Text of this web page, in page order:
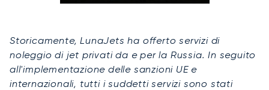
Storicamente, LunaJets ha offerto servizi di
noleggio di jet privati da e per la Russia. In seguito
all'implementazione delle sanzioni UE e
internazionali, tutti i suddetti servizi sono stati